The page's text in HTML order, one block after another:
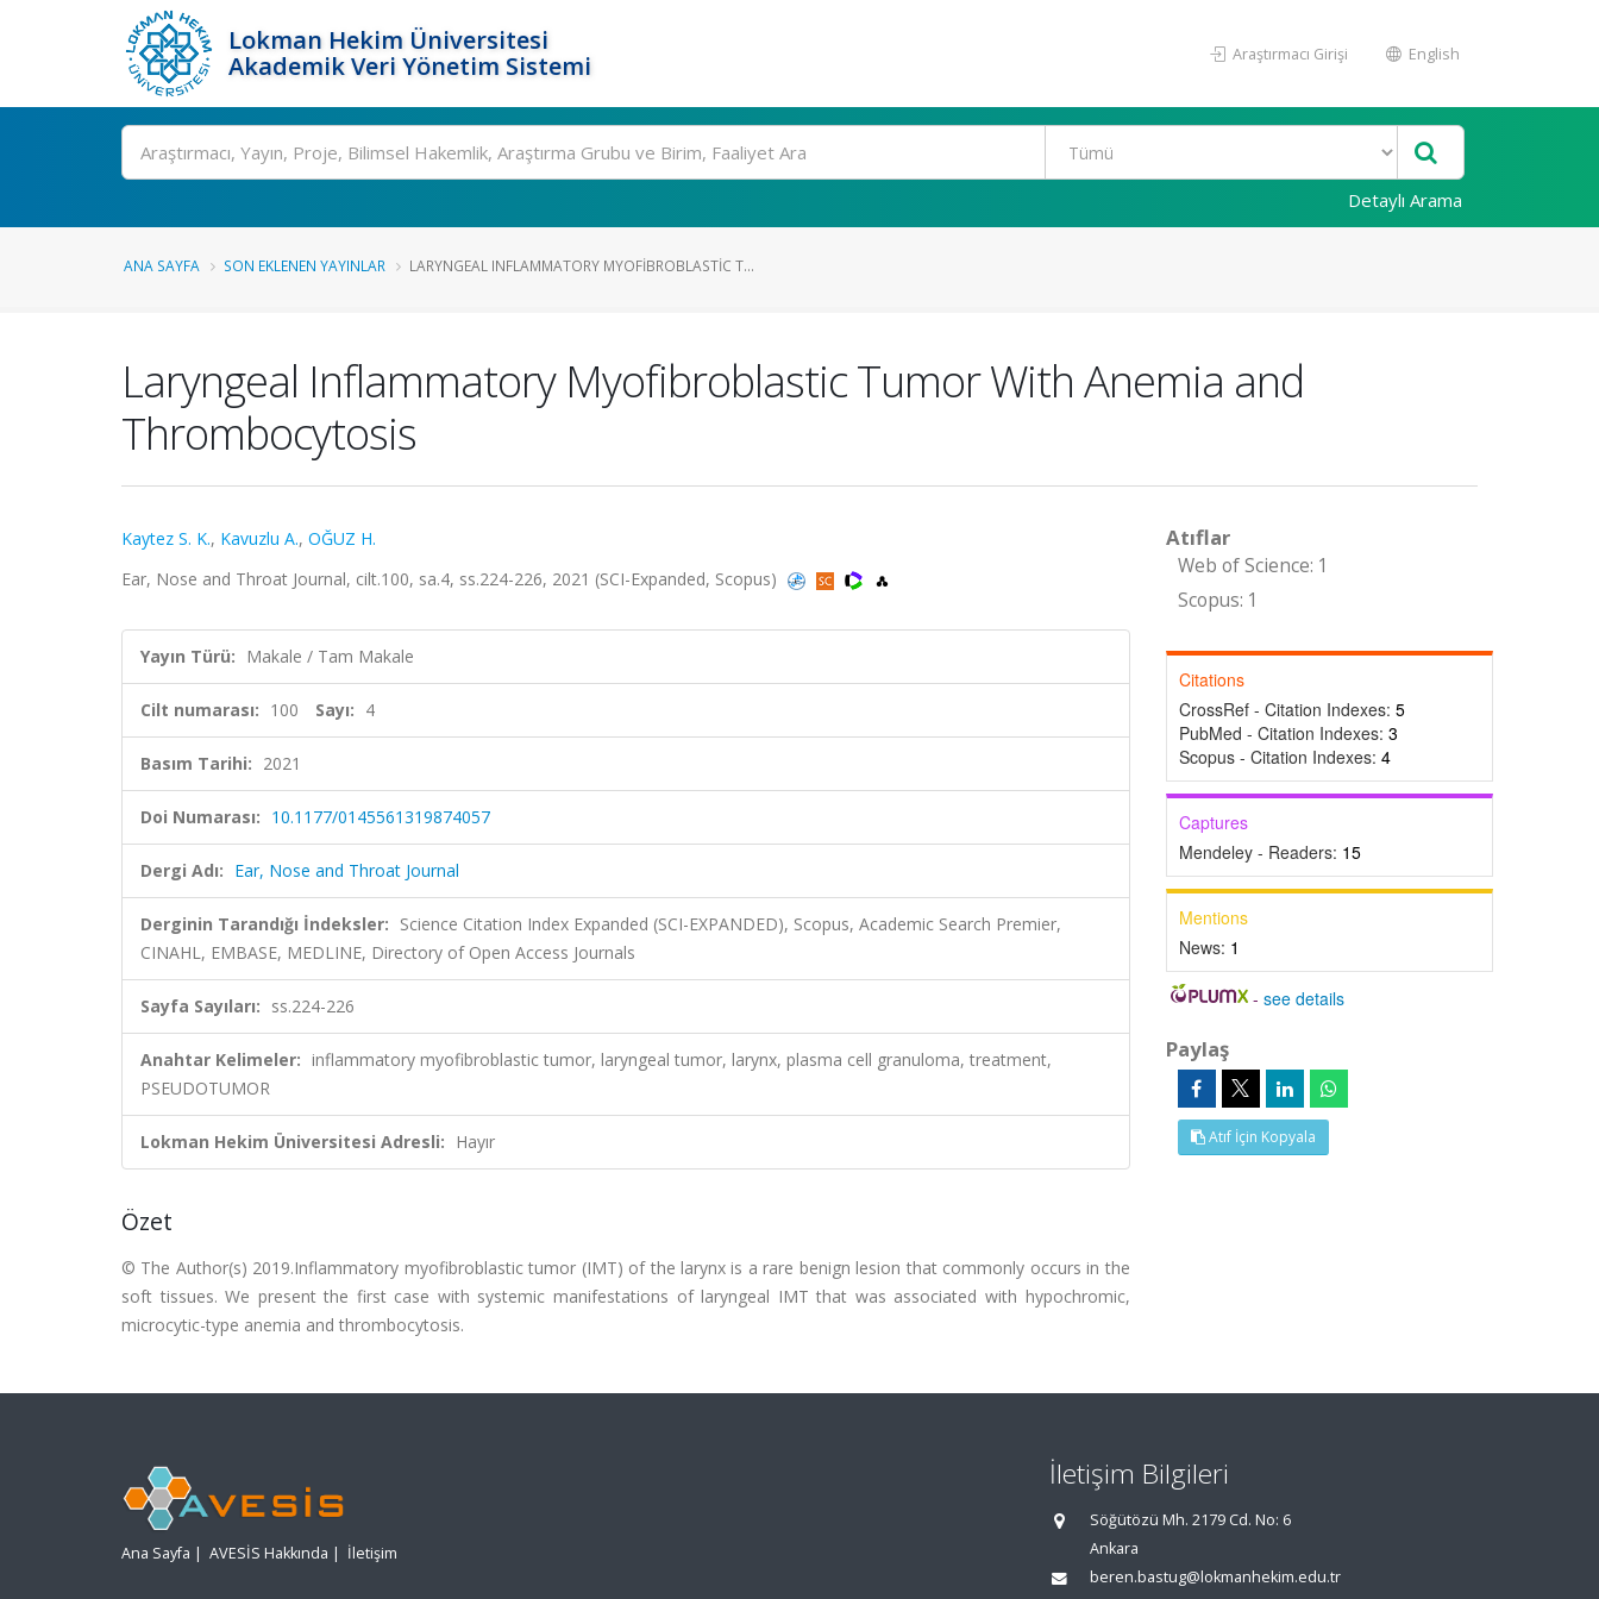
Lokman Hekim Üniversitesi
Akademik Veri Yönetim Sistemi
Araştırmacı Girişi English
Ara
Detaylı Arama
ANA SAYFA SON EKLENEN YAYINLAR LARYNGEAL INFLAMMATORY MYOFIBROBLASTIC T...
Laryngeal Inflammatory Myofibroblastic Tumor With Anemia and
Thrombocytosis
Kaytez S. K., Kavuzlu A., OĞUZ H.
Ear, Nose and Throat Journal, cilt.100, sa.4, ss.224-226, 2021 (SCI-Expanded, Scopus)
Yayın Türü: Makale / Tam Makale
Cilt numarası: 100 Sayı: 4
Basım Tarihi: 2021
Doi Numarası: 10.1177/0145561319874057
Dergi Adı: Ear, Nose and Throat Journal
Derginin Tarandığı İndeksler: Science Citation Index Expanded (SCI-EXPANDED), Scopus, Academic Search Premier,
CINAHL, EMBASE, MEDLINE, Directory of Open Access Journals
Sayfa Sayıları: ss.224-226
Anahtar Kelimeler: inflammatory myofibroblastic tumor, laryngeal tumor, larynx, plasma cell granuloma, treatment,
PSEUDOTUMOR
Lokman Hekim Üniversitesi Adresli: Hayır
Özet
© The Author(s) 2019.Inflammatory myofibroblastic tumor (IMT) of the larynx is a rare benign lesion that commonly occurs in the
soft tissues. We present the first case with systemic manifestations of laryngeal IMT that was associated with hypochromic,
microcytic-type anemia and thrombocytosis.
Atıflar
Web of Science: 1
Scopus: 1
Citations
CrossRef - Citation Indexes: 5
PubMed - Citation Indexes: 3
Scopus - Citation Indexes: 4
Captures
Mendeley - Readers: 15
Mentions
News: 1
-see details
Paylaş
Atıf İçin Kopyala
Ana Sayfa | AVESİS Hakkında | İletişim
İletişim Bilgileri
Söğütözü Mh. 2179 Cd. No: 6
Ankara
beren.bastug@lokmanhekim.edu.tr